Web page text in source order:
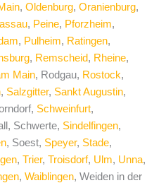
, Oldenburg, Oranienburg,
, Peine, Pforzheim,
, Pulheim, Ratingen,
, Remscheid, Rheine,
Main, Rodgau, Rostock,
, Salzgitter, Sankt Augustin,
Schweinfurt,
Schwerte, Sindelfingen,
, Soest, Speyer, Stade,
, Trier, Troisdorf, Ulm, Unna,
, Waiblingen, Weiden in der